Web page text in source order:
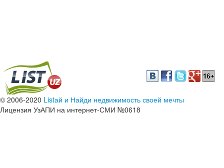
© 2006-2020 Listай и Найди недвижимость своей мечты
Лицензия УзАПИ на интернет-СМИ №0618